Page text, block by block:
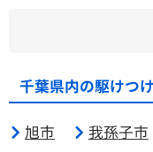
千葉県内の駆けつ
旭市 我孫子市